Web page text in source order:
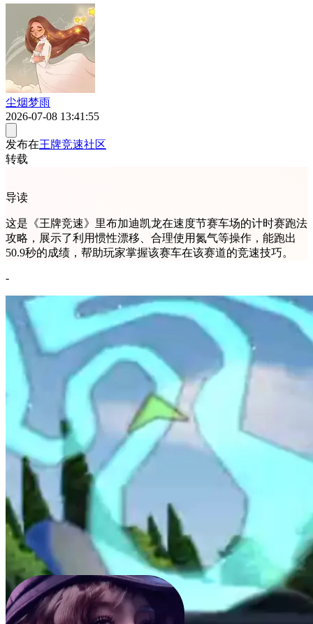
尘烟梦雨
2026-07-08 13:41:55
发布在王牌竞速社区
转载
导读
这是《王牌竞速》里布加迪凯龙在速度节赛车场的计时赛跑法
攻略，展示了利用惯性漂移、合理使用氮气等操作，能跑出
50.9秒的成绩，帮助玩家掌握该赛车在该赛道的竞速技巧。
-